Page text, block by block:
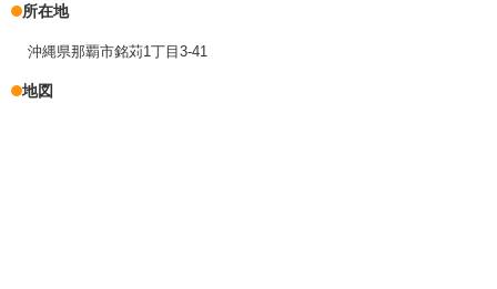
所在地
沖縄県那覇市銘苅1丁目3-41
地図